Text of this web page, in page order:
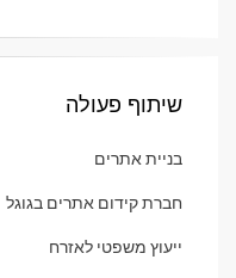
שיתוף פעולה
בניית אתרים
חברת קידום אתרים בגוגל
ייעוץ משפטי לאזרח